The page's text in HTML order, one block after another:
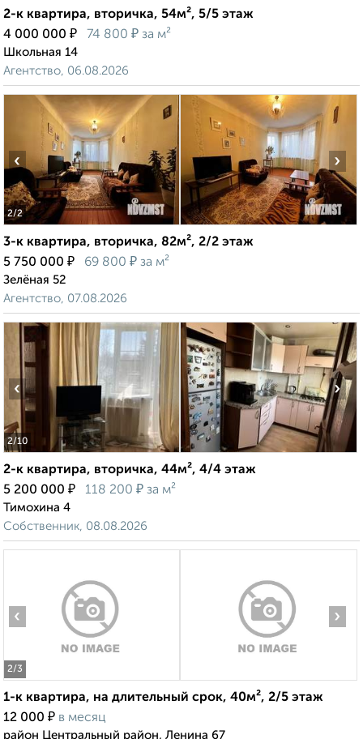
2-к квартира, вторичка, 54м², 5/5 этаж
4 000 000 ₽ 74 800 ₽ за м²
Школьная 14
Агентство, 06.08.2026
2/2
‹ ›
3-к квартира, вторичка, 82м², 2/2 этаж
5 750 000 ₽ 69 800 ₽ за м²
Зелёная 52
Агентство, 07.08.2026
2/10
‹ ›
2-к квартира, вторичка, 44м², 4/4 этаж
5 200 000 ₽ 118 200 ₽ за м²
Тимохина 4
Собственник, 08.08.2026
2/3
‹ ›
1-к квартира, на длительный срок, 40м², 2/5 этаж
12 000 ₽ в месяц
район Центральный район, Ленина 67